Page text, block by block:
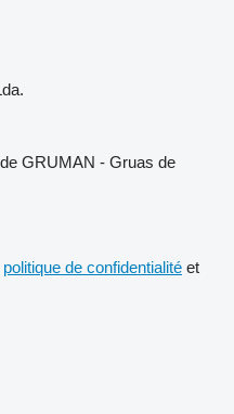
GRUMAN - Gruas de
politique de confidentialité et